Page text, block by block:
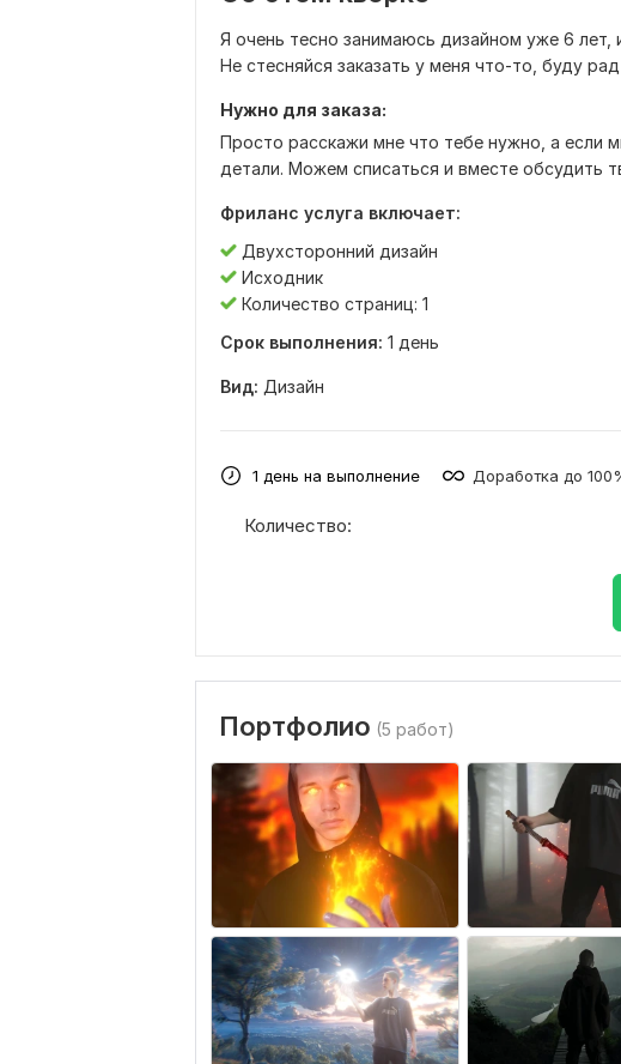
Я очень тесно занимаюсь дизайном уже 6
Не стесняйся заказать у меня что-то, буду
Нужно для заказа:
Просто расскажи мне что тебе нужно, а если
детали. Можем списаться и вместе обсудить
Фриланс услуга включает:
Двухсторонний дизайн
Исходник
Количество страниц: 1
Срок выполнения: 1 день
Вид: Дизайн
1 день на выполнение Доработка до
Количество:
Портфолио (5 работ)